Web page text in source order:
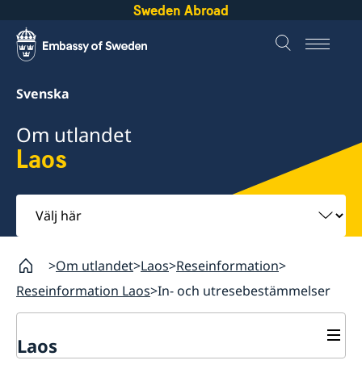
Sweden Abroad
Svenska
Om utlandet
Laos
Välj
här
Om utlandet Laos Reseinformation
Reseinformation Laos In- och utresebestämmelser
Laos